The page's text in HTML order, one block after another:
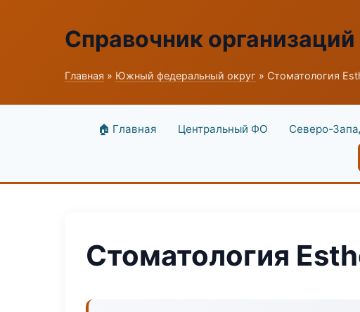
Справочник организаций
Главная » Южный федеральный округ » Стоматология
🏠 Главная Центральный ФО Северо-
Стоматология